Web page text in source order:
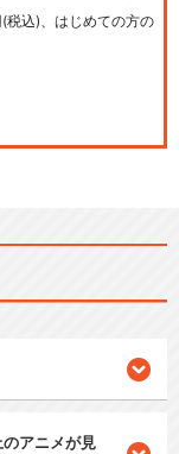
税込)、はじめての方の
アニメが見